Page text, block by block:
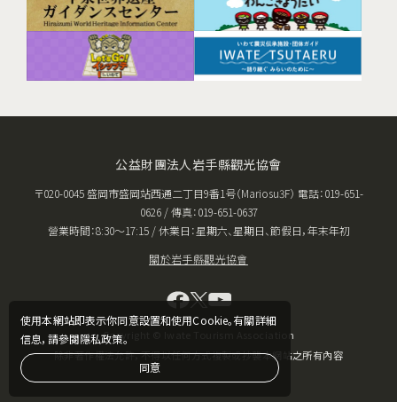
使用本網站即表示你同意設置和使用Cookie。有關詳細
信息，請參閱隱私政策。
同意
公益財團法人岩手縣觀光協會
〒020-0045 盛岡市盛岡站西通二丁目9番1号（Mariosu3F） 電話：019-651-
0626 / 傳真：019-651-0637
營業時間：8:30〜17:15 / 休業日：星期六、星期日、節假日，年末年初
關於岩手縣觀光協會
Copyright © Iwate Tourism Association
除非著作權法允許，不得以任何方式複製或抄襲本網站之所有內容